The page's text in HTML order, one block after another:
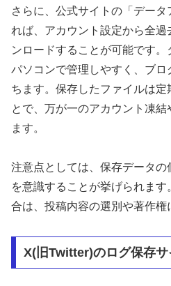
さらに、公式サイトの「デー
れば、アカウント設定から全
ンロードすることが可能です
パソコンで管理しやすく、ブ
ちます。保存したファイルは定
とで、万が一のアカウント凍
ます。
注意点としては、保存データの
を意識することが挙げられま
合は、投稿内容の選別や著作権
X(旧Twitter)のログ保存